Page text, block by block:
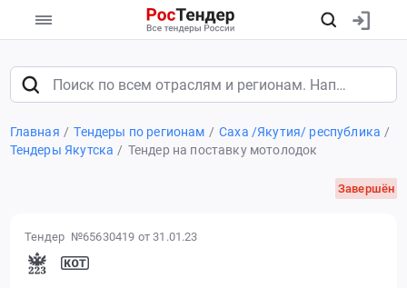
Главная Тендеры по регионам
Саха /Якутия/ республика
Тендеры Якутска
Тендер на поставку мотолодок
Завершён
Тендер №65630419 от 31.01.23